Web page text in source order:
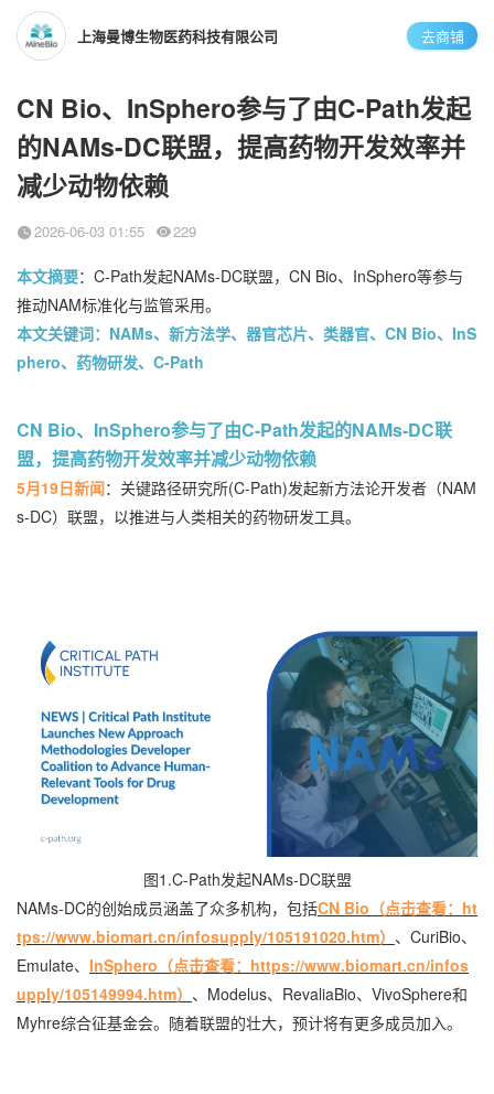
上海曼博生物医药科技有限公司 去商铺
CN Bio、InSphero参与了由C-Path发起
的NAMs-DC联盟，提高药物开发效率并
减少动物依赖
2026-06-03 01:55 229
本文摘要：C-Path发起NAMs-DC联盟，CN Bio、InSphero等参与
推动NAM标准化与监管采用。
本文关键词：NAMs、新方法学、器官芯片、类器官、CN Bio、InS
phero、药物研发、C-Path
CN Bio、InSphero参与了由C-Path发起的NAMs-DC联
盟，提高药物开发效率并减少动物依赖
5月19日新闻：关键路径研究所(C-Path)发起新方法论开发者（NAM
s-DC）联盟，以推进与人类相关的药物研发工具。
图1.C-Path发起NAMs-DC联盟
NAMs-DC的创始成员涵盖了众多机构，包括CN Bio（点击查看：ht
tps://www.biomart.cn/infosupply/105191020.htm） 、CuriBio、
Emulate、 InSphero（点击查看：https://www.biomart.cn/infos
upply/105149994.htm） 、Modelus、RevaliaBio、VivoSphere和
Myhre综合征基金会。随着联盟的壮大，预计将有更多成员加入。